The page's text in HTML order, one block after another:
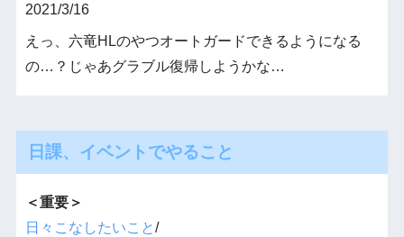
2021/3/16
えっ、六竜HLのやつオートガードできるようになる
の…？じゃあグラブル復帰しようかな…
日課、イベントでやること
＜重要＞
日々こなしたいこと/